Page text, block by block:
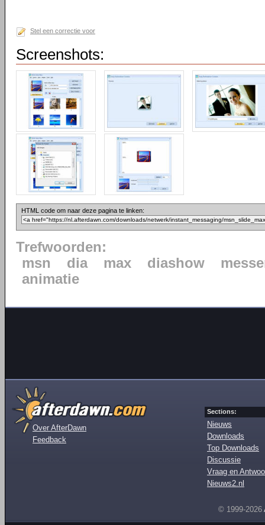
Stel een correctie voor
Screenshots:
HTML code om naar deze pagina te linken:
Trefwoorden:
msn
dia max diashow
animatie
Over AfterDawn
Feedback
Sections:
Nieuws
Downloads
Top Downloads
Discussie
Vraag en
Nieuws2.nl
© 1999-2026